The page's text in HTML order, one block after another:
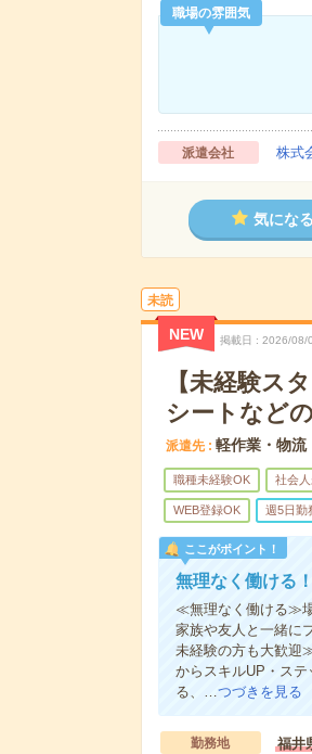
職場の雰囲気
派遣会社 株式
気にな
未読
NEW 掲載日 2026/08/
【未経験ス
シートなど
派遣先 軽作業・物流
職種未経験OK 社会
WEB登録OK 週5日勤
ここがポイント！
無理なく働ける
≪無理なく働ける≫
家族や友人と一緒に
未経験の方も大歓迎
からスキルUP・ス
る、…つづきを見る
勤務地
福井